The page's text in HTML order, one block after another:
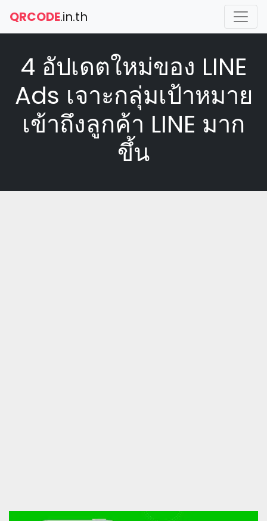
QRCODE.in.th
4 อัปเดตใหม่ของ LINE
Ads เจาะกลุ่มเป้าหมาย
เข้าถึงลูกค้า LINE มาก
ขึ้น